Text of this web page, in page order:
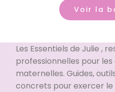
Voir la
Les Essentiels de Julie ,
professionnelles pour
maternelles. Guides,
concrets pour exercer le